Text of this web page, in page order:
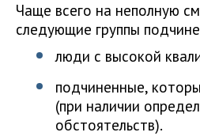
Чаще всего на неполную
следующие группы
люди с высокой
подчиненные,
(при наличии
обстоятельств).